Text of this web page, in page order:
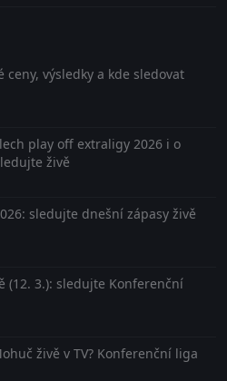
ceny, výsledky a kde sledovat
play off extraligy 2026 i o
živě
sledujte dnešní zápasy živě
(12. 3.): sledujte Konferenční
živě v TV? Konferenční liga